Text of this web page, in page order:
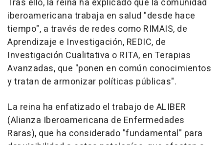
Tras ello, la reina ha explicado que la comunidad
iberoamericana trabaja en salud "desde hace
tiempo", a través de redes como RIMAIS, de
Aprendizaje e Investigación, REDIC, de
Investigación Cualitativa o RITA, en Terapias
Avanzadas, que "ponen en común conocimientos
y tratan de armonizar políticas públicas".
La reina ha enfatizado el trabajo de ALIBER
(Alianza Iberoamericana de Enfermedades
Raras), que ha considerado "fundamental" para